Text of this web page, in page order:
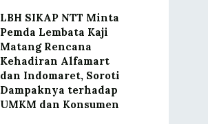
LBH SIKAP NTT Minta
Pemda Lembata Kaji
Matang Rencana
Kehadiran Alfamart
dan Indomaret, Soroti
Dampaknya terhadap
UMKM dan Konsumen